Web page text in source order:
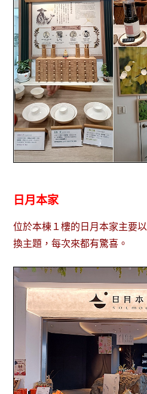
日月本家
位於本棟１樓的日月本家主要
換主題，每次來都有驚喜。